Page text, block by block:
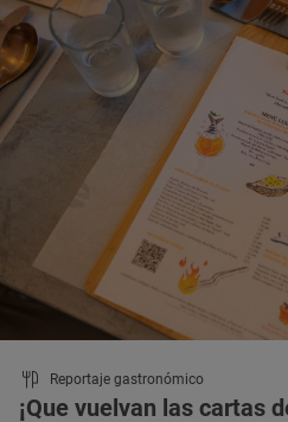
Reportaje gastronómico
¡Que vuelvan las cartas